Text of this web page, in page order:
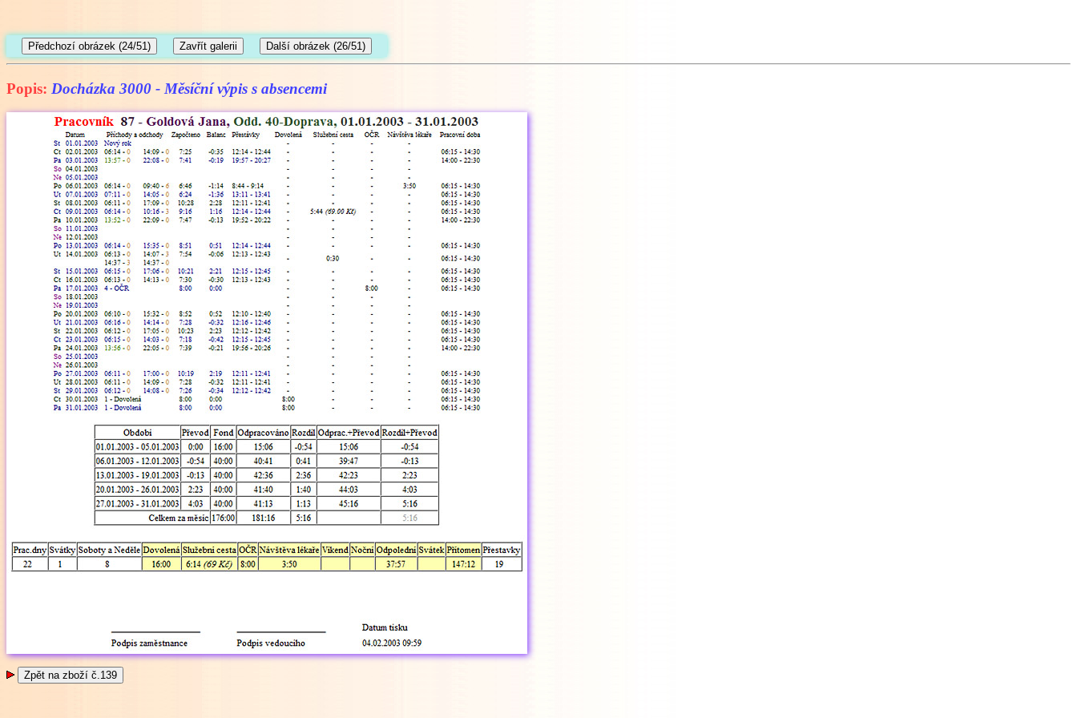
Popis: Docházka 3000 - Měsíční výpis s absencemi